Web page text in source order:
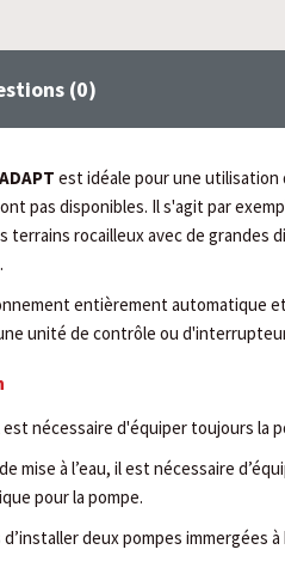
(0)
est idéale pour une utilisation
pas disponibles. Il s'agit par
terrains rocailleux avec de grandes
entièrement automatique
unité de contrôle ou
nécessaire d'équiper toujours la
mise à l’eau, il est nécessaire
pour la pompe.
deux pompes immergées à